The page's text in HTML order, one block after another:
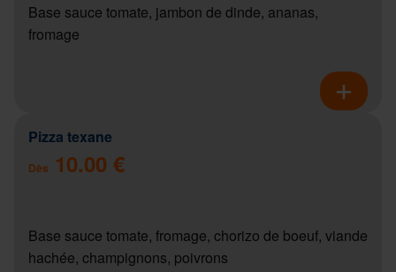
Base sauce tomate, jambon de dinde, ananas,
fromage
Pizza texane
Dès 10.00 €
Base sauce tomate, fromage, chorizo de boeuf, viande
hachée, champignons, poivrons